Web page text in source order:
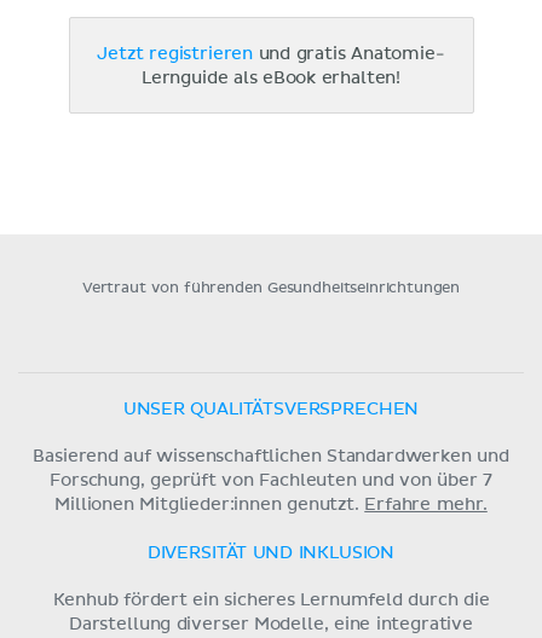
Jetzt registrieren und gratis Anatomie-
Lernguide als eBook erhalten!
Vertraut von führenden Gesundheitseinrichtungen
UNSER QUALITÄTSVERSPRECHEN
Basierend auf wissenschaftlichen Standardwerken und
Forschung, geprüft von Fachleuten und von über 7
Millionen Mitglieder:innen genutzt. Erfahre mehr.
DIVERSITÄT UND INKLUSION
Kenhub fördert ein sicheres Lernumfeld durch die
Darstellung diverser Modelle, eine integrative